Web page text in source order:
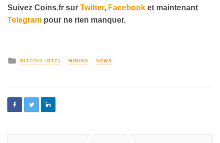
Suivez Coins.fr sur Twitter, Facebook et maintenant
Telegram pour ne rien manquer.
BITCOIN (BTC) MINING NEWS